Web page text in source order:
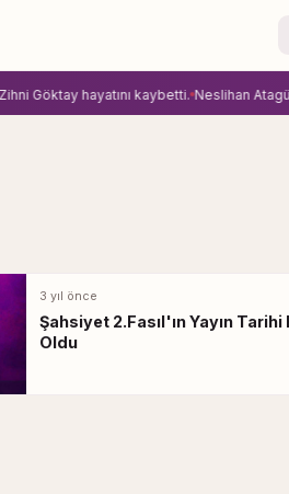
hayatını kaybetti. Neslihan Atagül
3 yıl önce
Şahsiyet 2.Fasıl'ın Yayın Tarihi
Oldu